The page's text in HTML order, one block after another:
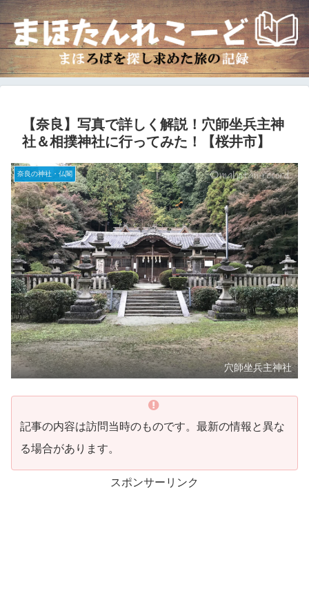
【奈良】写真で詳しく解説！穴師坐兵主神
社＆相撲神社に行ってみた！【桜井市】
奈良の神社・仏閣
穴師坐兵主神社
記事の内容は訪問当時のものです。最新の情報と異な
る場合があります。
スポンサーリンク